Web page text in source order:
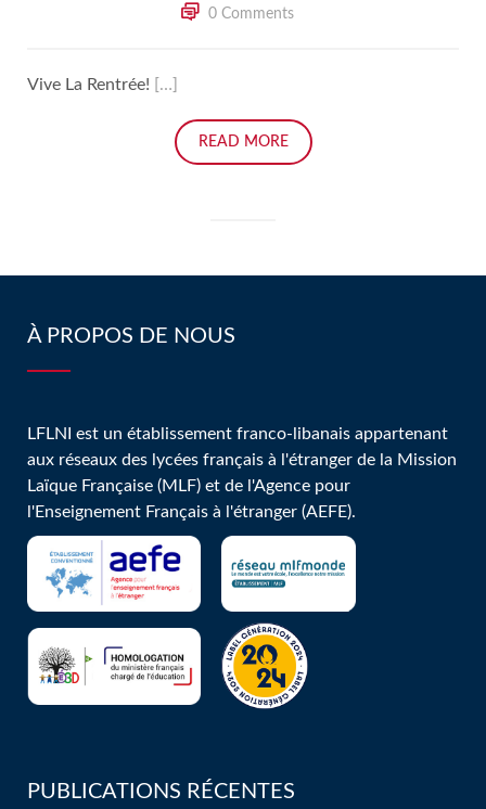
0 Comments
Vive La Rentrée! […]
READ MORE
À PROPOS DE NOUS
LFLNI est un établissement franco-libanais appartenant
aux réseaux des lycées français à l'étranger de la Mission
Laïque Française (MLF) et de l'Agence pour
l'Enseignement Français à l'étranger (AEFE).
PUBLICATIONS RÉCENTES